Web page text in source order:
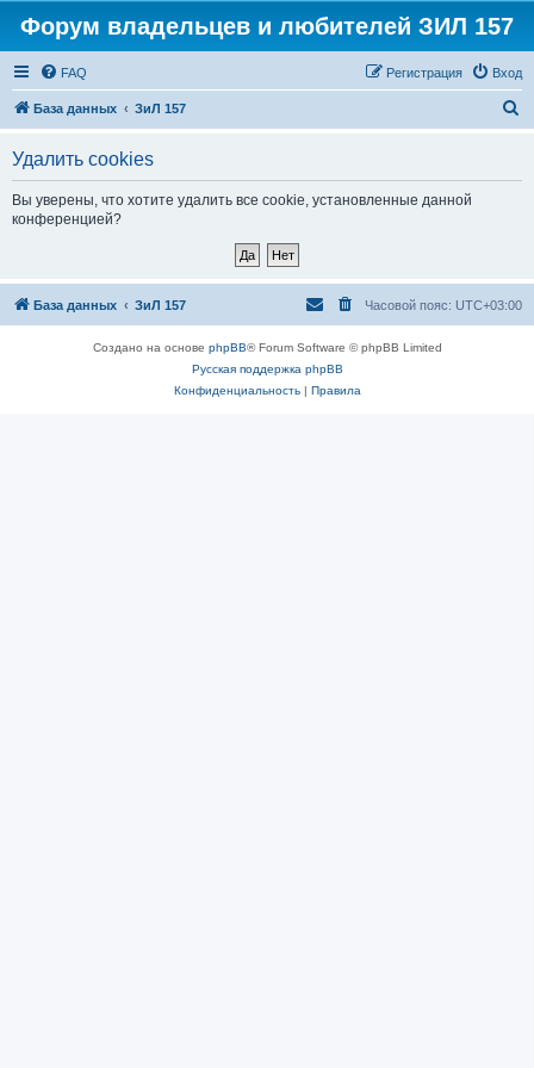
Форум владельцев и любителей ЗИЛ 157
FAQ Вход
Регистрация
База данных ЗиЛ 157
Удалить cookies
Вы уверены, что хотите удалить все cookie, установленные данной
конференцией?
База данных ЗиЛ 157 Часовой пояс: UTC+03:00
Создано на основе phpBB® Forum Software © phpBB Limited
Русская поддержка phpBB
Конфиденциальность| Правила